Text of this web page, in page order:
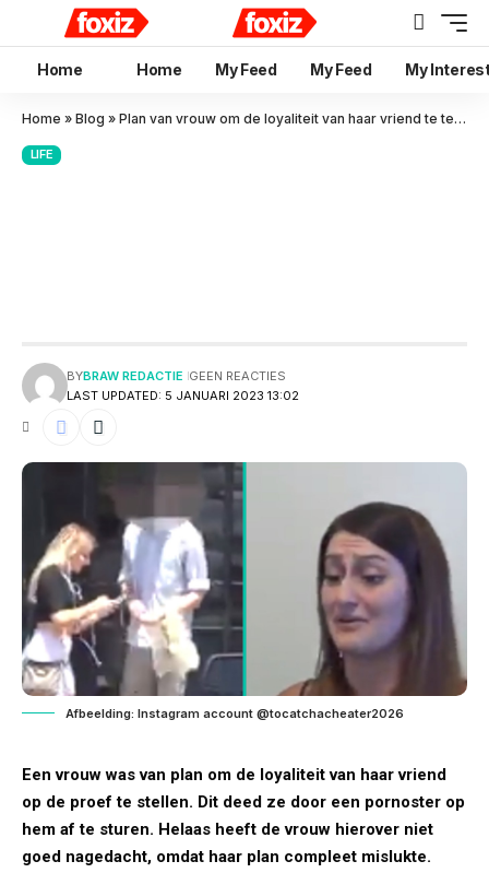
Home Home My Feed My Feed My
Home » Blog » Plan van vrouw om de loyaliteit van haar vriend te testen mislukt: ‘Stuurde pornoster op hem af!’
LIFE
LAST UPDATED: 5 JANUARI 2023 13:02
BYBRAW REDACTIE GEEN REACTIES
Afbeelding: Instagram account @tocatchacheater2026
Een vrouw was van plan om de loyaliteit van haar vriend
op de proef te stellen. Dit deed ze door een pornoster op
hem af te sturen. Helaas heeft de vrouw hierover niet
goed nagedacht, omdat haar plan compleet mislukte.